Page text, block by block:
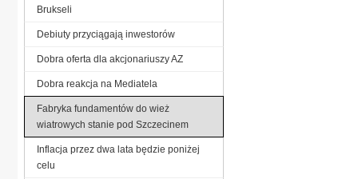
Brukseli
Debiuty przyciągają inwestorów
Dobra oferta dla akcjonariuszy AZ
Dobra reakcja na Mediatela
Fabryka fundamentów do wież
wiatrowych stanie pod Szczecinem
Inflacja przez dwa lata będzie poniżej
celu